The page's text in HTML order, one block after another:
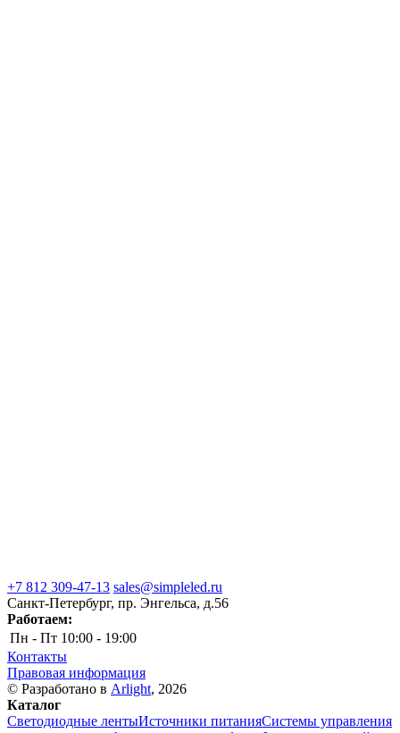
+7 812 309-47-13 sales@simpleled.ru
Санкт-Петербург, пр. Энгельса, д.56
Работаем:
Пн - Пт 10:00 - 19:00
Контакты
Правовая информация
© Разработано в Arlight, 2026
Каталог
Светодиодные лентыИсточники питанияСистемы управления